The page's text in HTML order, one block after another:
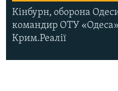
Кінбурн, оборона
командир ОТУ «Одеса»
Крим.Реалії